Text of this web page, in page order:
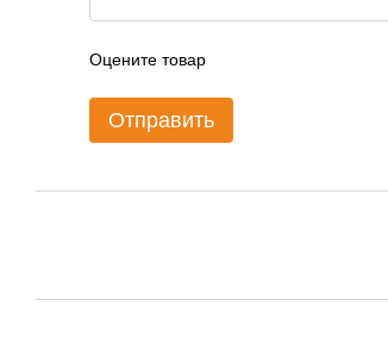
Оцените товар
Отправить